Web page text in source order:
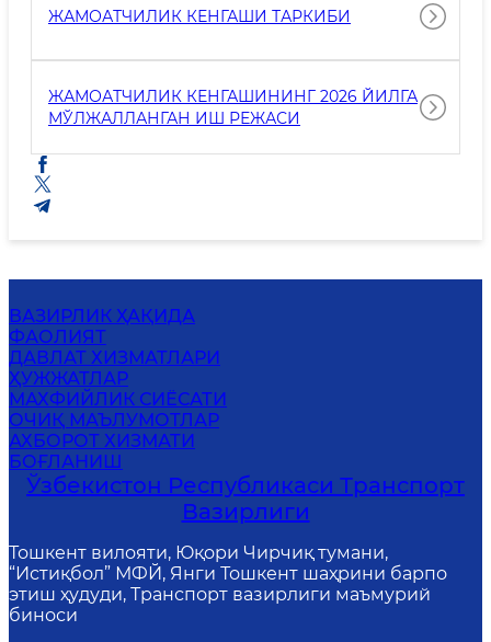
ЖАМОАТЧИЛИК КЕНГАШИ ТАРКИБИ
ЖАМОАТЧИЛИК КЕНГАШИНИНГ 2026 ЙИЛГА
МЎЛЖАЛЛАНГАН ИШ РЕЖАСИ
ВАЗИРЛИК ҲАҚИДА
ФАОЛИЯТ
ДАВЛАТ ХИЗМАТЛАРИ
ҲУЖЖАТЛАР
MАХФИЙЛИК СИЁСАТИ
ОЧИҚ МАЪЛУМОТЛАР
АХБОРОТ ХИЗМАТИ
БОҒЛАНИШ
Ўзбекистон Республикаси Транспорт
Вазирлиги
Тошкент вилояти, Юқори Чирчиқ тумани,
“Истиқбол” МФЙ, Янги Тошкент шаҳрини барпо
этиш ҳудуди, Транспорт вазирлиги маъмурий
биноси